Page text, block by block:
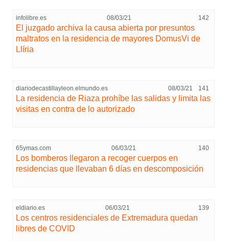
infolibre.es 08/03/21 142
El juzgado archiva la causa abierta por presuntos
maltratos en la residencia de mayores DomusVi de
Llíria
diariodecastillayleon.elmundo.es 08/03/21 141
La residencia de Riaza prohíbe las salidas y limita las
visitas en contra de lo autorizado
65ymas.com 06/03/21 140
Los bomberos llegaron a recoger cuerpos en
residencias que llevaban 6 días en descomposición
eldiario.es 06/03/21 139
Los centros residenciales de Extremadura quedan
libres de COVID